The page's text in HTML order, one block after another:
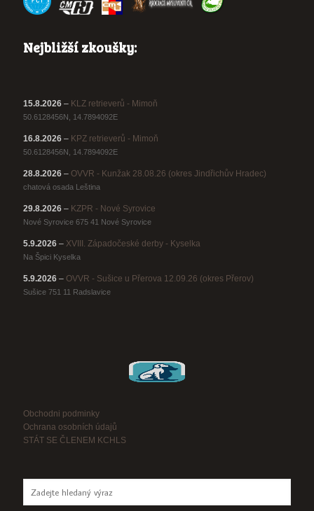
Nejbližší zkoušky:
15.8.2026 – KLZ retrieverů - Mimoň
50.6128456N, 14.7894092E
16.8.2026 – KPZ retrieverů - Mimoň
50.6128456N, 14.7894092E
28.8.2026 – OVVR - Kunžak 28.08.26 (okres Jindřichův Hradec)
chatová osada Leština
29.8.2026 – KZPR - Nové Syrovice
Nové Syrovice 675 41 Nové Syrovice
5.9.2026 – XVIII. Západočeské derby - Kyselka
Na Špici Kyselka
5.9.2026 – OVVR - Sušice u Přerova 12.09.26 (okres Přerov)
Sušice 751 11 Radslavice
Obchodni podminky
Ochrana osobních údajů
STÁT SE ČLENEM KCHLS